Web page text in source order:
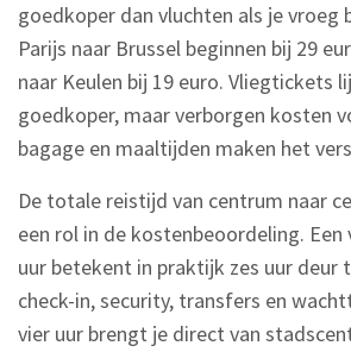
goedkoper dan vluchten als je vroeg
Parijs naar Brussel beginnen bij 29
naar Keulen bij 19 euro. Vliegtickets
goedkoper, maar verborgen kosten
bagage en maaltijden maken het
De totale reistijd van centrum naar
een rol in de kostenbeoordeling.
uur betekent in praktijk zes uur deur
check-in, security, transfers en
vier uur brengt je direct van